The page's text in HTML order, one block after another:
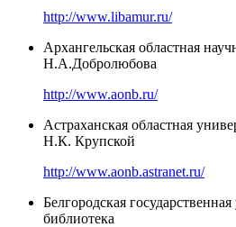
http://www.libamur.ru/
Архангельская областная
Н.А.Добролюбова
http://www.aonb.ru/
Астраханская областная
Н.К. Крупской
http://www.aonb.astranet.ru/
Белгородская
библиотека